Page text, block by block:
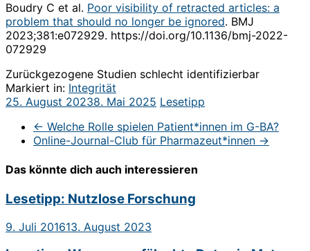
Boudry C et al. Poor visibility of retracted articles: a
problem that should no longer be ignored. BMJ
2023;381:e072929. https://doi.org/10.1136/bmj-2022-
072929
Zurückgezogene Studien schlecht identifizierbar
Markiert in: Integrität
25. August 20238. Mai 2025 Lesetipp
← Welche Rolle spielen Patient*innen im G-BA?
Online-Journal-Club für Pharmazeut*innen →
Das könnte dich auch interessieren
Lesetipp: Nutzlose Forschung
9. Juli 201613. August 2023